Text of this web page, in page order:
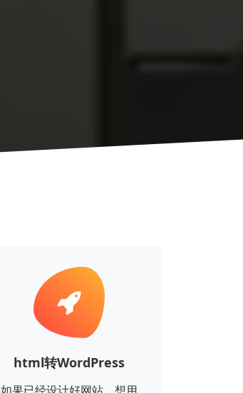
html转WordPress
如果已经设计好网站，想用